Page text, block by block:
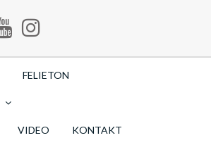
FELIETON
VIDEO KONTAKT